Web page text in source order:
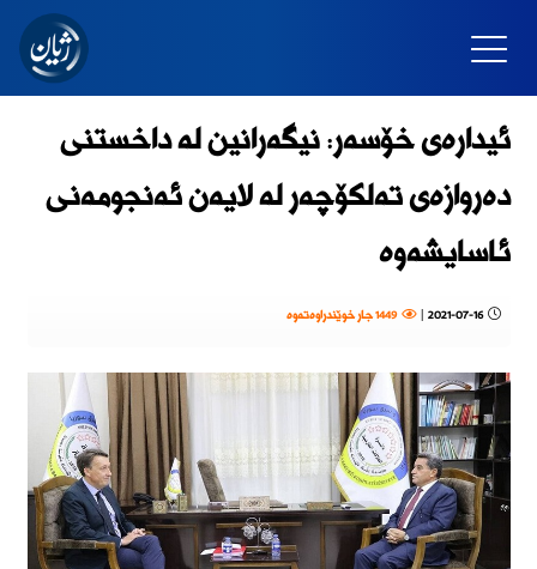
ئیدارەی خۆسەر: نیگەرانین لە داخستنی
دەروازەی تەلکۆچەر لە لایەن ئەنجومەنی
ئاسایشەوە
2021-07-16
| 1449 جار خوێندراوەتەوە